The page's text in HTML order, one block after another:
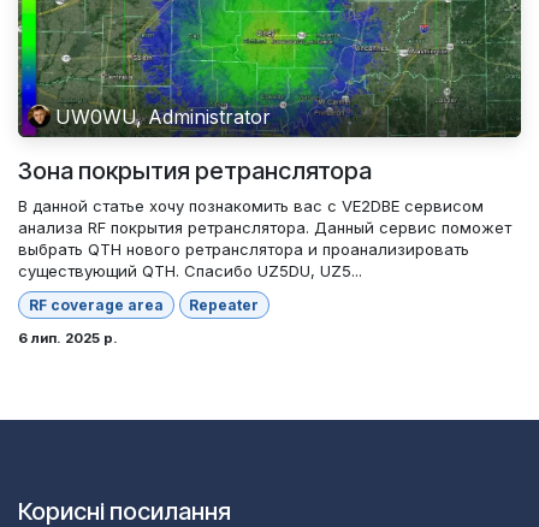
UW0WU, Administrator
Зона покрытия ретранслятора
В данной статье хочу познакомить вас с VE2DBE сервисом
анализа RF покрытия ретранслятора. Данный сервис поможет
выбрать QTH нового ретранслятора и проанализировать
существующий QTH. Спасибо UZ5DU, UZ5...
RF coverage area Repeater
6 лип. 2025 р.
Корисні посилання